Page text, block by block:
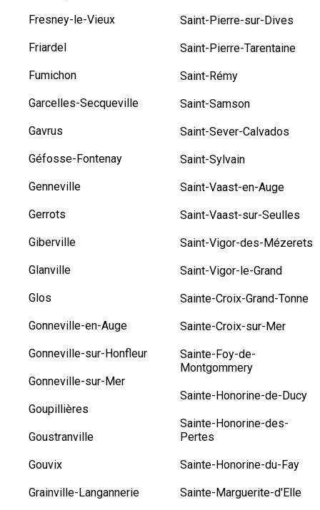
Fresney-le-Vieux
Friardel
Fumichon
Garcelles-Secqueville
Gavrus
Géfosse-Fontenay
Genneville
Gerrots
Giberville
Glanville
Glos
Gonneville-en-Auge
Gonneville-sur-Honfleur
Gonneville-sur-Mer
Goupillières
Goustranville
Gouvix
Grainville-Langannerie
Saint-Pierre-sur-Dives
Saint-Pierre-Tarentaine
Saint-Rémy
Saint-Samson
Saint-Sever-Calvados
Saint-Sylvain
Saint-Vaast-en-Auge
Saint-Vaast-sur-Seulles
Saint-Vigor-des-Mézerets
Saint-Vigor-le-Grand
Sainte-Croix-Grand-Tonne
Sainte-Croix-sur-Mer
Sainte-Foy-de-
Montgommery
Sainte-Honorine-de-Ducy
Sainte-Honorine-des-
Pertes
Sainte-Honorine-du-Fay
Sainte-Marguerite-d'Elle